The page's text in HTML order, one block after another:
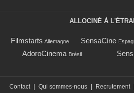
ALLOCINÉ À
Filmstarts Allemagne SensaCine
AdoroCinema Brésil
Contact | Qui sommes-nous | Recrutement